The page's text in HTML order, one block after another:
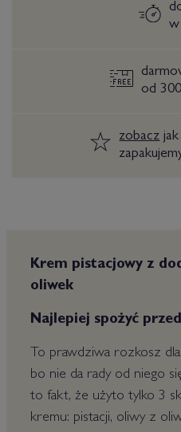
w
od
zobaczjak
Krem pistacjowy z
oliwek
Najlepiej spożyć
To prawdziwa rozkosz
bo nie da rady od niego
to fakt, że użyto tylko 3
kremu: pistacji, oliwy z